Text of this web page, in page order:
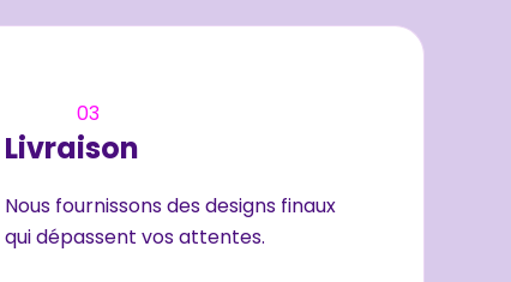
03
Livraison
Nous fournissons des designs finaux
qui dépassent vos attentes.